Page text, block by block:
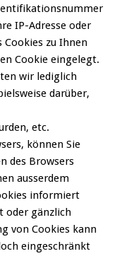
IP-Adresse oder
Cookies zu Ihnen
Cookie eingelegt.
wir lediglich
darüber,
etc.
können Sie
des Browsers
ausserdem
informiert
oder gänzlich
von Cookies kann
eingeschränkt